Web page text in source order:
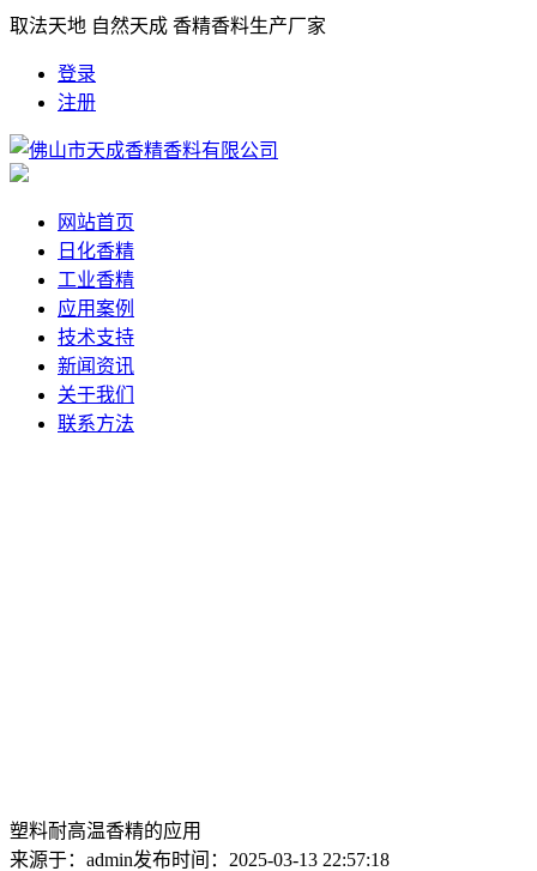
取法天地 自然天成 香精香料生产厂家
登录
注册
网站首页
日化香精
工业香精
应用案例
技术支持
新闻资讯
关于我们
联系方法
塑料耐高温香精的应用
来源于：admin发布时间：2025-03-13 22:57:18